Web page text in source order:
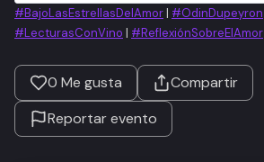
#BajoLasEstrellasDelAmor| #OdinDupeyron
#LecturasConVino | #ReflexiónSobreElAmor
0 Me gusta
Compartir
Reportar evento